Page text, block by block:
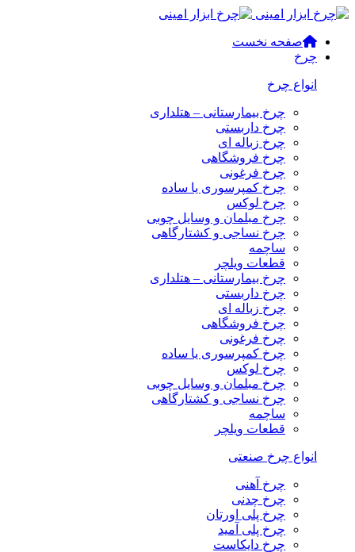
صفحه نخست
چرخ
انواع چرخ
چرخ بیمارستانی – هتلداری
چرخ داربستی
چرخ زباله ای
چرخ فروشگاهی
چرخ فرغونی
چرخ کمپرسوری یا ساده
چرخ لوکس
چرخ مبلمان و وسایل چوبی
چرخ نساجی و کشتارگاهی
ساچمه
قطعات ویلچر
چرخ بیمارستانی – هتلداری
چرخ داربستی
چرخ زباله ای
چرخ فروشگاهی
چرخ فرغونی
چرخ کمپرسوری یا ساده
چرخ لوکس
چرخ مبلمان و وسایل چوبی
چرخ نساجی و کشتارگاهی
ساچمه
قطعات ویلچر
انواع چرخ صنعتی
چرخ آهنی
چرخ چدنی
چرخ پلی اورتان
چرخ پلی آمید
چرخ دایکاست